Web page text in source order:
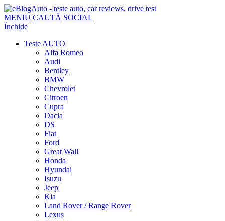
MENIU CAUTĂ SOCIAL
Închide
Teste AUTO
Alfa Romeo
Audi
Bentley
BMW
Chevrolet
Citroen
Cupra
Dacia
DS
Fiat
Ford
Great Wall
Honda
Hyundai
Isuzu
Jeep
Kia
Land Rover / Range Rover
Lexus